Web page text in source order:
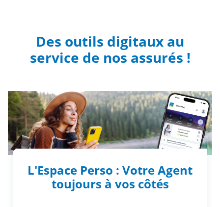
Des outils digitaux au
service de nos assurés !
L'Espace Perso : Votre Agent
toujours à vos côtés